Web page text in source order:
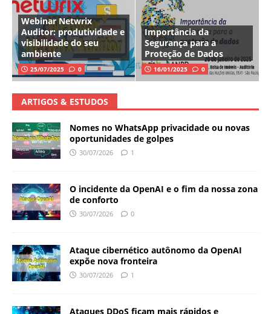
Webinar Netwrix
Auditor: produtividade e
visibilidade do seu
ambiente
25/07/2025 0
Importância da
Segurança para a
Proteção de Dados
16/01/2025 0
ARTIGOS & ESTUDOS
Nomes no WhatsApp privacidade ou novas
oportunidades de golpes
30/07/2026 1
O incidente da OpenAI e o fim da nossa zona
de conforto
30/07/2026 0
Ataque cibernético autônomo da OpenAI
expõe nova fronteira
30/07/2026 1
Ataques DDoS ficam mais rápidos e